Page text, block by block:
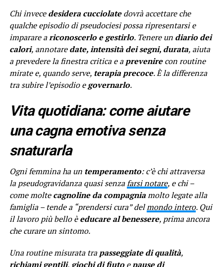
Chi invecedesidera cucciolatedovrà accettare che
qualche episodio di pseudociesi possa ripresentarsi e
imparare ariconoscerlo e gestirlo. Tenere un diario dei
calori, annotaredate, intensità dei segni, durata, aiuta
a prevedere la finestra critica e aprevenirecon routine
mirate e, quando serve, terapia precoce. È la differenza
tra subire l’episodio egovernarlo.
Vita quotidiana: come aiutare
una cagna emotiva senza
snaturarla
Ogni femmina ha un temperamento: c’è chi attraversa
la pseudogravidanza quasi senzafarsi notare, e chi –
come moltecagnoline da compagniamolto legate alla
famiglia – tende a “prendersi cura” delmondo intero. Qui
il lavoro più bello èeducare al benessere, prima ancora
che curare un sintomo.
Una routine misurata trapasseggiate di qualità,
richiami gentili, giochi di fiutoepause di